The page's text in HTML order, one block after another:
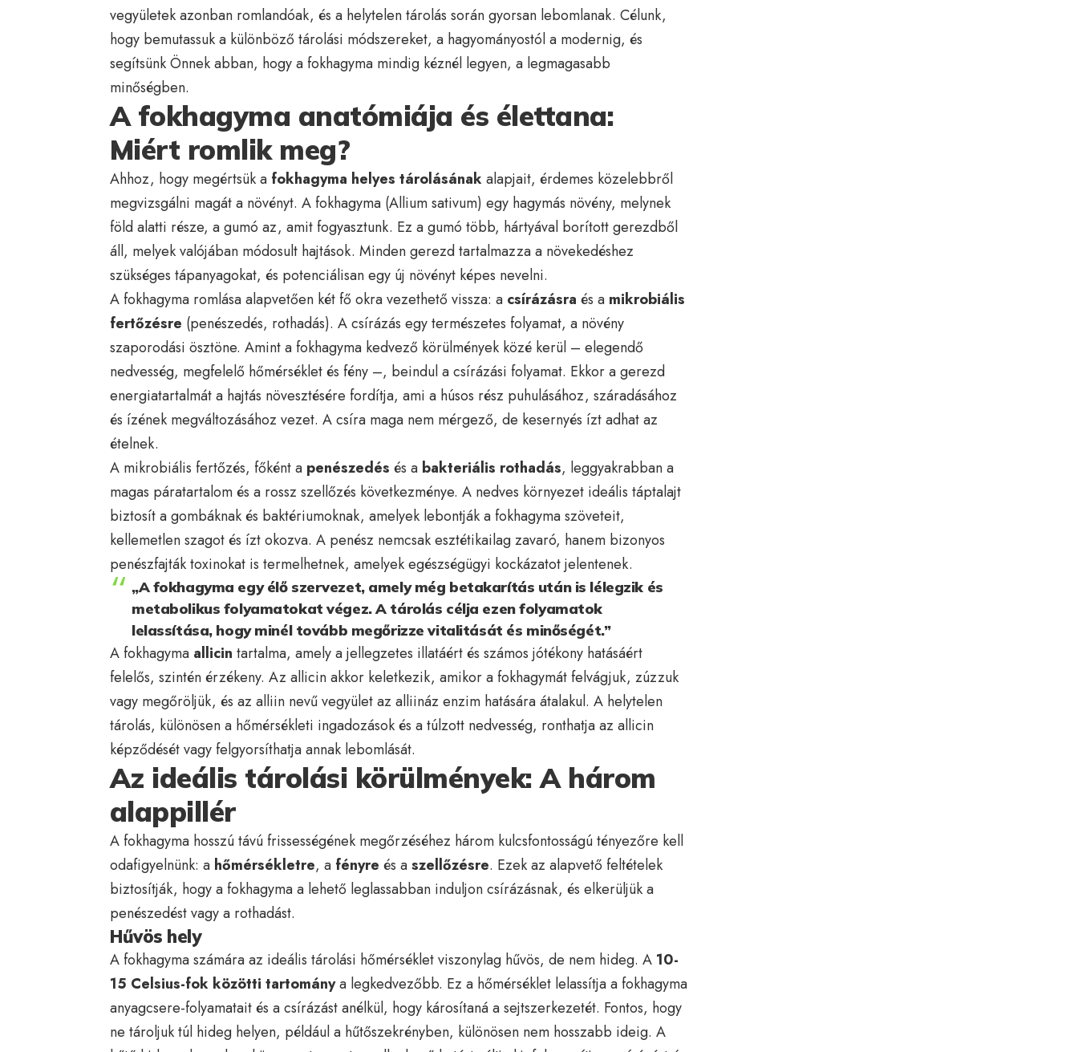
vegyületek azonban romlandóak, és a helytelen tárolás során gyorsan lebomlanak. Célunk,
hogy bemutassuk a különböző tárolási módszereket, a hagyományostól a modernig, és
segítsünk Önnek abban, hogy a fokhagyma mindig kéznél legyen, a legmagasabb
minőségben.
A fokhagyma anatómiája és élettana:
Miért romlik meg?
Ahhoz, hogy megértsük a fokhagyma helyes tárolásánakalapjait, érdemes közelebbről
megvizsgálni magát a növényt. A fokhagyma (Allium sativum) egy hagymás növény, melynek
föld alatti része, a gumó az, amit fogyasztunk. Ez a gumó több, hártyával borított gerezdből
áll, melyek valójában módosult hajtások. Minden gerezd tartalmazza a növekedéshez
szükséges tápanyagokat, és potenciálisan egy új növényt képes nevelni.
A fokhagyma romlása alapvetően két fő okra vezethető vissza: a csírázásra és a mikrobiális
fertőzésre (penészedés, rothadás). A csírázás egy természetes folyamat, a növény
szaporodási ösztöne. Amint a fokhagyma kedvező körülmények közé kerül – elegendő
nedvesség, megfelelő hőmérséklet és fény –, beindul a csírázási folyamat. Ekkor a gerezd
energiatartalmát a hajtás növesztésére fordítja, ami a húsos rész puhulásához, száradásához
és ízének megváltozásához vezet. A csíra maga nem mérgező, de kesernyés ízt adhat az
ételnek.
A mikrobiális fertőzés, főként a penészedés és a bakteriális rothadás, leggyakrabban a
magas páratartalom és a rossz szellőzés következménye. A nedves környezet ideális táptalajt
biztosít a gombáknak és baktériumoknak, amelyek lebontják a fokhagyma szöveteit,
kellemetlen szagot és ízt okozva. A penész nemcsak esztétikailag zavaró, hanem bizonyos
penészfajták toxinokat is termelhetnek, amelyek egészségügyi kockázatot jelentenek.
„A fokhagyma egy élő szervezet, amely még betakarítás után is lélegzik és
metabolikus folyamatokat végez. A tárolás célja ezen folyamatok
lelassítása, hogy minél tovább megőrizze vitalitását és minőségét.”
A fokhagyma allicin tartalma, amely a jellegzetes illatáért és számos jótékony hatásáért
felelős, szintén érzékeny. Az allicin akkor keletkezik, amikor a fokhagymát felvágjuk, zúzzuk
vagy megőröljük, és az alliin nevű vegyület az alliináz enzim hatására átalakul. A helytelen
tárolás, különösen a hőmérsékleti ingadozások és a túlzott nedvesség, ronthatja az allicin
képződését vagy felgyorsíthatja annak lebomlását.
Az ideális tárolási körülmények: A három
alappillér
A fokhagyma hosszú távú frissességének megőrzéséhez három kulcsfontosságú tényezőre kell
odafigyelnünk: a hőmérsékletre, a fényre és aszellőzésre. Ezek az alapvető feltételek
biztosítják, hogy a fokhagyma a lehető leglassabban induljon csírázásnak, és elkerüljük a
penészedést vagy a rothadást.
Hűvös hely
A fokhagyma számára az ideális tárolási hőmérséklet viszonylag hűvös, de nem hideg. A 10-
15 Celsius-fok közötti tartománya legkedvezőbb. Ez a hőmérséklet lelassítja a fokhagyma
anyagcsere-folyamatait és a csírázást anélkül, hogy károsítaná a sejtszerkezetét. Fontos, hogy
ne tároljuk túl hideg helyen, például a hűtőszekrényben, különösen nem hosszabb ideig. A